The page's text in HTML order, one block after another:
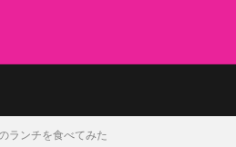
ランチを食べてみた